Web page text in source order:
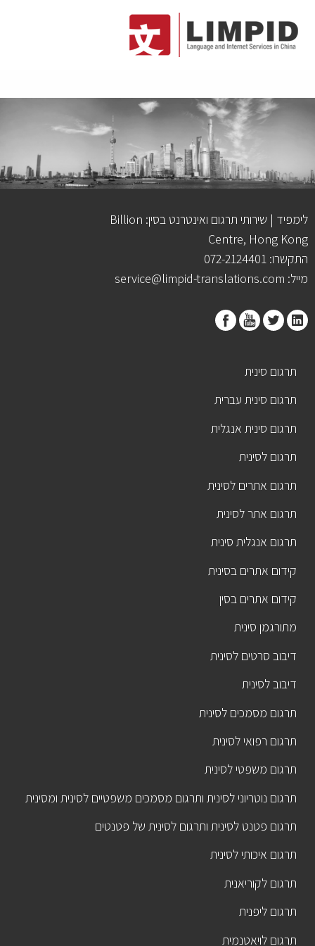
לימפיד | שירותי תרגום ואינטרנט בסין: Billion
Centre, Hong Kong
התקשרו: 072-2124401
מייל: service@limpid-translations.com
תרגום סינית
תרגום סינית עברית
תרגום סינית אנגלית
תרגום לסינית
תרגום אתרים לסינית
תרגום אתר לסינית
תרגום אנגלית סינית
קידום אתרים בסינית
קידום אתרים בסין
מתורגמן סינית
דיבוב סרטים לסינית
דיבוב לסינית
תרגום מסמכים לסינית
תרגום רפואי לסינית
תרגום משפטי לסינית
תרגום נוטריוני לסינית ותרגום מסמכים משפטיים לסינית ומסינית
תרגום פטנט לסינית ותרגום לסינית של פטנטים
תרגום איכותי לסינית
תרגום לקוריאנית
תרגום ליפנית
תרגום לויאטנמית